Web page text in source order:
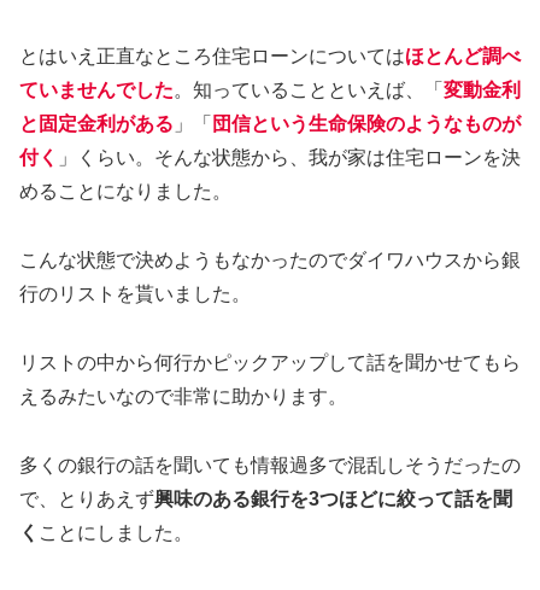
とはいえ正直なところ住宅ローンについてはほとんど調べ
ていませんでした。知っていることといえば、「 変動金利
と固定金利がある 」「 団信という生命保険のようなものが
付く
」くらい。そんな状態から、我が家は住宅ローンを決
めることになりました。
こんな状態で決めようもなかったのでダイワハウスから銀
行のリストを貰いました。
リストの中から何行かピックアップして話を聞かせてもら
えるみたいなので非常に助かります。
多くの銀行の話を聞いても情報過多で混乱しそうだったの
で、とりあえず興味のある銀行を3つほどに絞って話を聞
く ことにしました。